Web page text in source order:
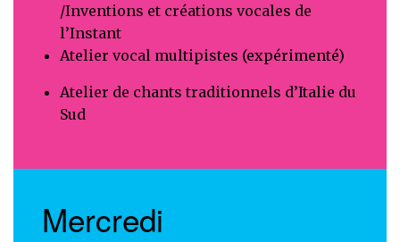
/Inventions et créations vocales de
l’Instant
Atelier vocal multipistes (expérimenté)
Atelier de chants traditionnels d’Italie du
Sud
Mercredi